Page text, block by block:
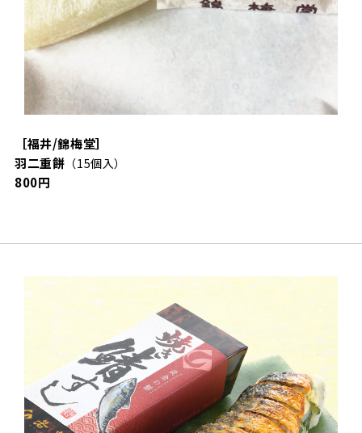
［福井/錦梅堂］
羽二重餅 （15個入）
800円